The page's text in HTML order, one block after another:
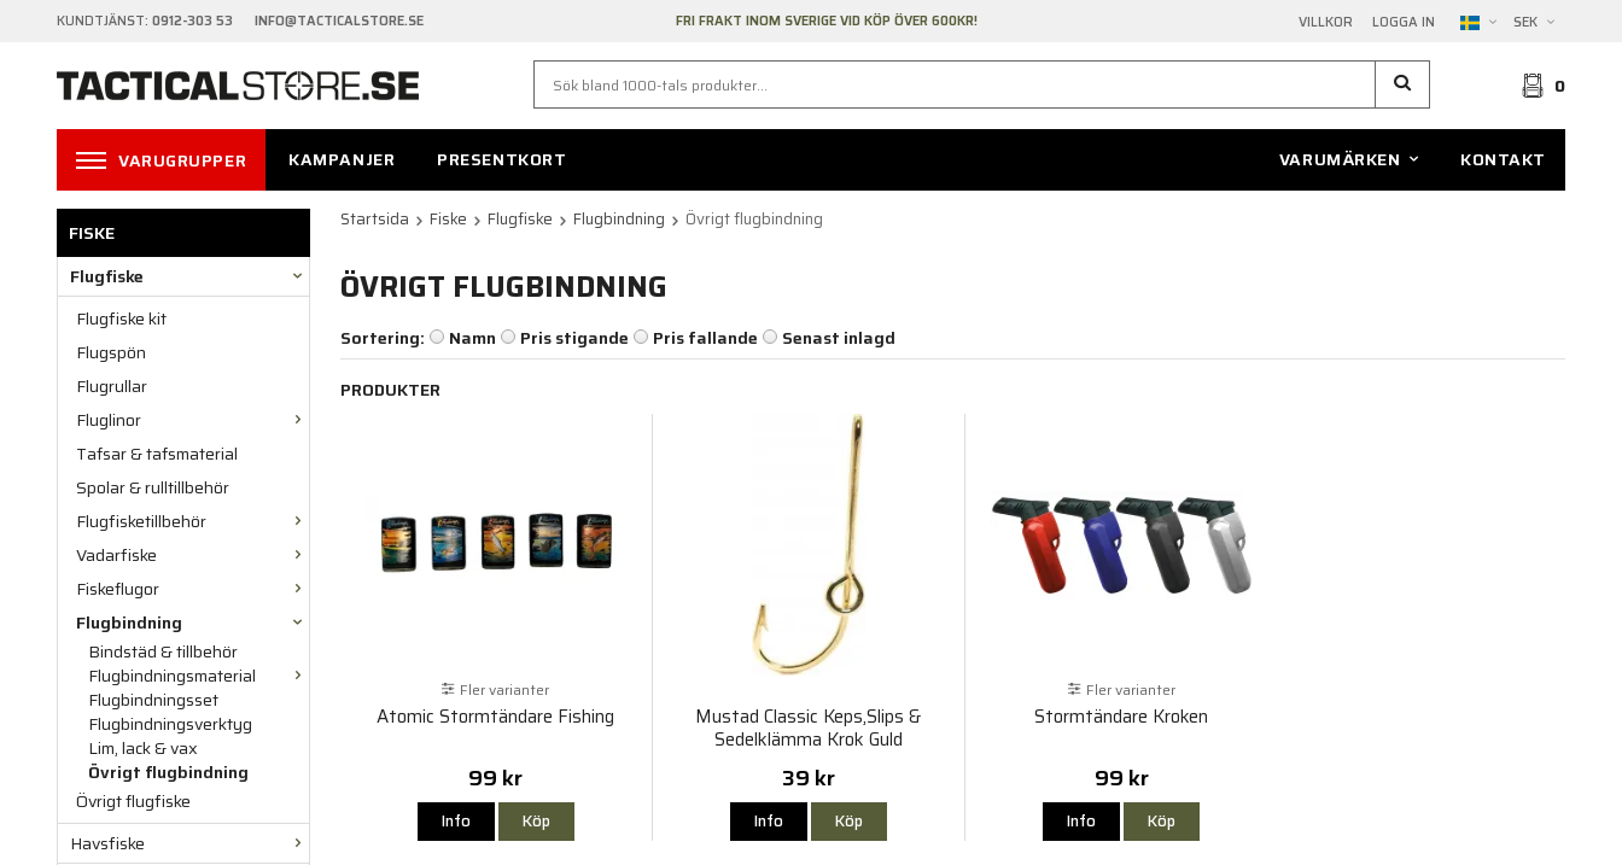
KUNDTJÄNST: 0912-303 53 INFO@TACTICALSTORE.SE VILLKOR LOGGA IN SEK
FRI FRAKT INOM SVERIGE VID KÖP ÖVER 600KR!
0
VARUGRUPPER KAMPANJER PRESENTKORT VARUMÄRKEN KONTAKT
FISKE
Flugfiske
Flugfiske kit
Flugspön
Flugrullar
Fluglinor
Tafsar & tafsmaterial
Spolar & rulltillbehör
Flugfisketillbehör
Vadarfiske
Fiskeflugor
Flugbindning
Bindstäd & tillbehör
Flugbindningsmaterial
Flugbindningsset
Flugbindningsverktyg
Lim, lack & vax
Övrigt flugbindning
Övrigt flugfiske
Havsfiske
Startsida Fiske Flugfiske Flugbindning Övrigt flugbindning
ÖVRIGT FLUGBINDNING
Sortering: Namn Pris stigande Pris fallande
Senast inlagd
PRODUKTER
Fler varianter
Atomic Stormtändare Fishing
99 kr
Info Köp
Mustad Classic Keps,Slips &
Sedelklämma Krok Guld
39 kr
Info Köp
Fler varianter
Stormtändare Kroken
99 kr
Info Köp